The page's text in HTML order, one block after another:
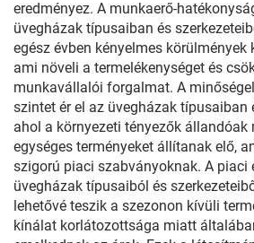
eredményez. A munkaerő-
üvegházak típusaiban és
egész évben kényelmes
ami növeli a termelékenységet és
munkavállalói forgalmat. A
szintet ér el az üvegházak típusaiban
ahol a környezeti tényezők állandóak
egységes terményeket állítanak elő,
szigorú piaci szabványoknak. A piaci
üvegházak típusaiból és
lehetővé teszik a szezonon kívüli
kínálat korlátozottsága miatt